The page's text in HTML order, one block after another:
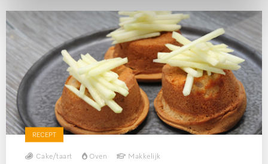
RECEPT
Cake/taart Oven Makkelijk